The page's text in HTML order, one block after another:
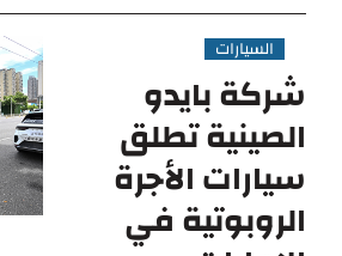
السيارات
شركة بايدو
الصينية تطلق
سيارات الأجرة
الروبوتية في